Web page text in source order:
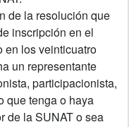
de la resolución que
inscripción en el
en los veinticuatro
un representante
participacionista,
que tenga o haya
de la SUNAT o sea